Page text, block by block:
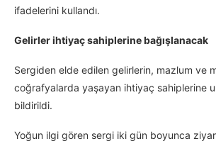
ifadelerini kullandı.
Gelirler ihtiyaç sahiplerine bağışlanacak
Sergiden elde edilen gelirlerin, mazlum ve
coğrafyalarda yaşayan ihtiyaç sahiplerine
bildirildi.
Yoğun ilgi gören sergi iki gün boyunca